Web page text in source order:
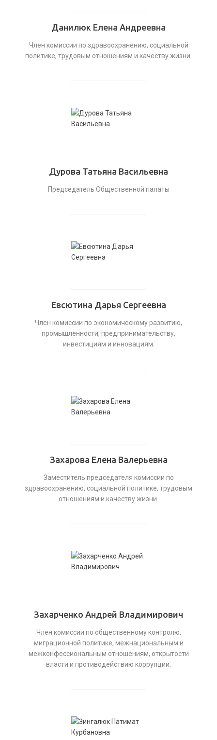
Данилюк Елена Андреевна
Член комиссии по здравоохранению, социальной
политике, трудовым отношениям и качеству жизни.
Дурова Татьяна Васильевна
Председатель Общественной палаты
Евсютина Дарья Сергеевна
Член комиссии по экономическому развитию,
промышленности, предпринимательству,
инвестициям и инновациям.
Захарова Елена Валерьевна
Заместитель председателя комиссии по
здравоохранению, социальной политике, трудовым
отношениям и качеству жизни.
Захарченко Андрей Владимирович
Член комиссии по общественному контролю,
миграционной политике, межнациональным и
межконфессиональным отношениям, открытости
власти и противодействию коррупции.